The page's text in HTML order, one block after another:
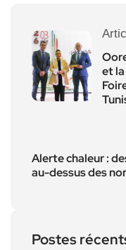
et
Alerte chaleur :
au-dessus des
Postes